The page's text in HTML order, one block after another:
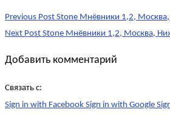
Post
navigation
Previous Post Stone Мнёвники 1,2,
Next Post Stone Мнёвники 1,2, Москва,
Добавить комментарий
Связать с:
Sign in with Facebook Sign in with Google